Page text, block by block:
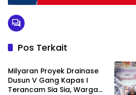
Pos Terkait
Berita
Milyaran Proyek Drainase
Dusun V Gang Kapas I
Terancam Sia Sia, Warga